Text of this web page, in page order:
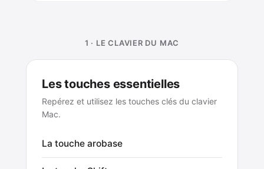
1 · LE CLAVIER DU MAC
Les touches essentielles
Repérez et utilisez les touches clés du clavier
Mac.
La touche arobase